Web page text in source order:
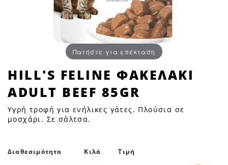
Πατήστε για επέκταση
HILL'S
FELINE
ΦΑΚΕΛΑΚΙ
ADULT
BEEF
Petfan
HILL'S FELINE ΦΑΚΕΛΑΚΙ
ADULT BEEF 85GR
Υγρή τροφή για ενήλικες γάτες. Πλούσια σε
μοσχάρι. Σε σάλτσα.
Διαθεσιμότητα Κιλά Τιμή